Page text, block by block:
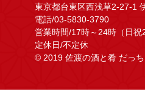
東京都台東区西浅草2-27-1
電話/03-5830-3790
営業時間/17時～24時（日祝
定休日/不定休
© 2019 佐渡の酒と肴 だっ